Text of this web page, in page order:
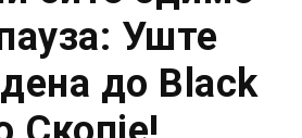
Уште
до Black